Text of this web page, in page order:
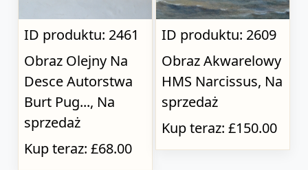
ID produktu: 2461
Obraz Olejny Na
Desce Autorstwa
Burt Pug..., Na
sprzedaż
Kup teraz: £68.00
ID produktu: 2609
Obraz Akwarelowy
HMS Narcissus, Na
sprzedaż
Kup teraz: £150.00